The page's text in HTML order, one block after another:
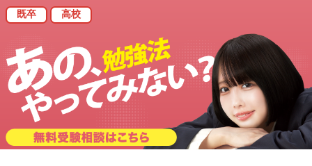
既卒 高校